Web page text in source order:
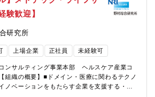
に向けたIT構築支援と全体ITプロジェクト
ジションの魅力】★M＆A未経験からでもチャ
るため、幅広い経験が積めます。★アクセン
グローバルネットワーク／テクノロジーを活
的な案件を扱っています。
験歓迎】
研究所
上場企業 正社員 未経験可
ンサルティング事業本部 ヘルスケア産業コ
組織の概要】■ドメイン・医療に関わるテクノ
ノベーションをもたらす企業を支援する・日